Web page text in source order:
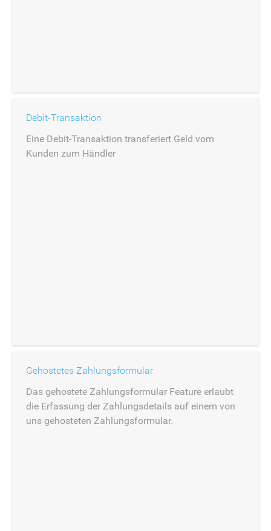
Debit-Transaktion
Eine Debit-Transaktion transferiert Geld vom
Kunden zum Händler
Gehostetes Zahlungsformular
Das gehostete Zahlungsformular Feature erlaubt
die Erfassung der Zahlungsdetails auf einem von
uns gehosteten Zahlungsformular.